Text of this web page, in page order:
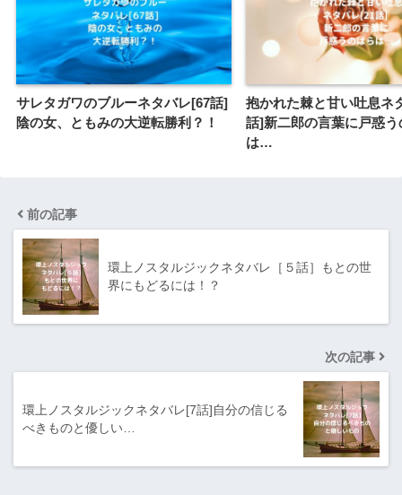
サレタガワのブルーネタバレ[67話]
陰の女、ともみの大逆転勝利？！
抱かれた棘と甘い吐息ネ
話]新二郎の言葉に戸惑う
は…
前の記事
環上ノスタルジックネタバレ［５話］もとの世
界にもどるには！？
次の記事
環上ノスタルジックネタバレ[7話]自分の信じる
べきものと優しい…